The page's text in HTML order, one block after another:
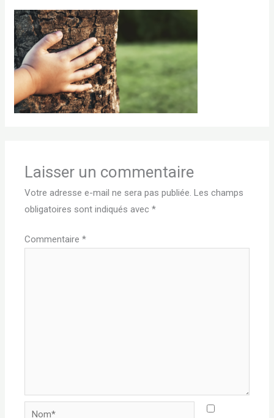
Laisser un commentaire
Votre adresse e-mail ne sera pas publiée. Les champs
obligatoires sont indiqués avec*
Commentaire*
Nom*